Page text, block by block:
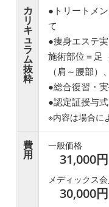
カ
リ
キ
ュ
ラ
ム
抜
粋
●トリートメ
て
●痩身エステ
施術部位＝足
（肩～腰部）
●総合復習・
●認定証授与式
※内容は場合に
費
用
一般価格
31,000円
メディックス
30,000円